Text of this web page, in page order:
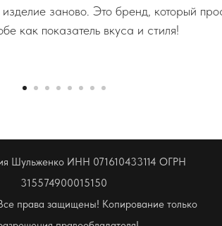
заново. Это бренд, который
как показатель вкуса и стиля!
Шульженко ИНН 071610433114 ОГРН
315574900015150
права защищены! Копирование только